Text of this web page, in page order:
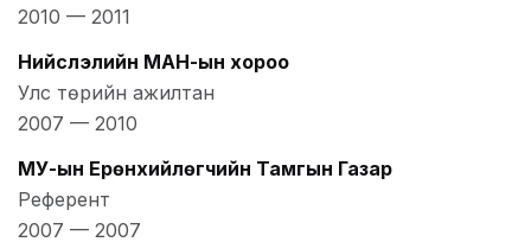
2010 — 2011
Нийслэлийн МАН-ын хороо
Улс төрийн ажилтан
2007 — 2010
МУ-ын Ерөнхийлөгчийн Тамгын Газар
Референт
2007 — 2007